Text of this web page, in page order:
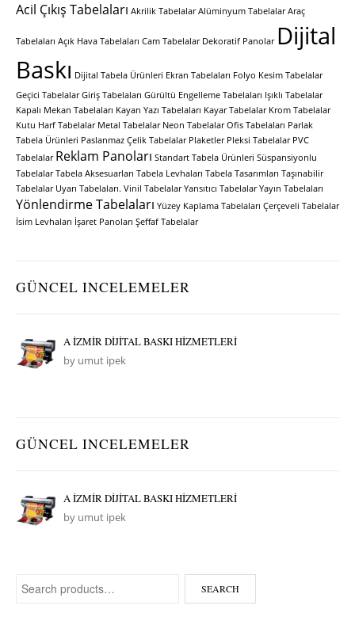
Acil Çıkış Tabelaları Akrilik Tabelalar Alüminyum Tabelalar Araç
Tabelaları Açık Hava Tabelaları Cam Tabelalar Dekoratif Panolar Dijital
Baskı Dijital Tabela Ürünleri Ekran Tabelaları Folyo Kesim Tabelalar
Geçici Tabelalar Giriş Tabelaları Gürültü Engelleme Tabelaları Işıklı Tabelalar
Kapalı Mekan Tabelaları Kayan Yazı Tabelaları Kayar Tabelalar Krom Tabelalar
Kutu Harf Tabelalar Metal Tabelalar Neon Tabelalar Ofis Tabelaları Parlak
Tabela Ürünleri Paslanmaz Çelik Tabelalar Plaketler Pleksi Tabelalar PVC
Tabelalar Reklam Panoları Standart Tabela Ürünleri Süspansiyonlu
Tabelalar Tabela Aksesuarları Tabela Levhaları Tabela Tasarımları Taşınabilir
Tabelalar Uyarı Tabelaları. Vinil Tabelalar Yansıtıcı Tabelalar Yayın Tabelaları
Yönlendirme Tabelaları Yüzey Kaplama Tabelaları Çerçeveli Tabelalar
İsim Levhaları İşaret Panoları Şeffaf Tabelalar
GÜNCEL INCELEMELER
A İZMİR DİJİTAL BASKI HİZMETLERİ
by umut ipek
GÜNCEL INCELEMELER
A İZMİR DİJİTAL BASKI HİZMETLERİ
by umut ipek
Search for: SEARCH